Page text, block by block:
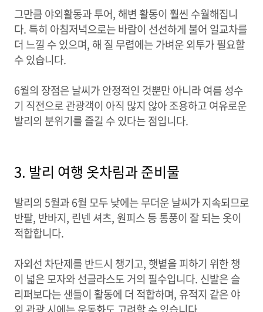
그만큼 야외활동과 투어, 해변 활동이 훨씬 수월해집니
다. 특히 아침저녁으로는 바람이 선선하게 불어 일교차를
더 느낄 수 있으며, 해 질 무렵에는 가벼운 외투가 필요할
수 있습니다.
6월의 장점은 날씨가 안정적인 것뿐만 아니라 여름 성수
기 직전으로 관광객이 아직 많지 않아 조용하고 여유로운
발리의 분위기를 즐길 수 있다는 점입니다.
3. 발리 여행 옷차림과 준비물
발리의 5월과 6월 모두 낮에는 무더운 날씨가 지속되므로
반팔, 반바지, 린넨 셔츠, 원피스 등 통풍이 잘 되는 옷이
적합합니다.
자외선 차단제를 반드시 챙기고, 햇볕을 피하기 위한 챙
이 넓은 모자와 선글라스도 거의 필수입니다. 신발은 슬
리퍼보다는 샌들이 활동에 더 적합하며, 유적지 같은 야